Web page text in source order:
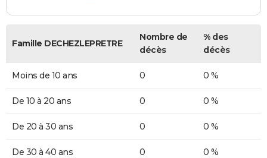
Famille DECHEZLEPRETRE
Nombre de
décès
% des
décès
Moins de 10 ans 0 0 %
De 10 à 20 ans 0 0 %
De 20 à 30 ans 0 0 %
De 30 à 40 ans 0 0 %